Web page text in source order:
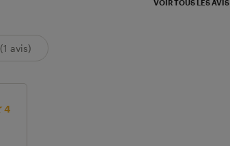
VOIR TOUS LES AVIS
(1 avis)
4